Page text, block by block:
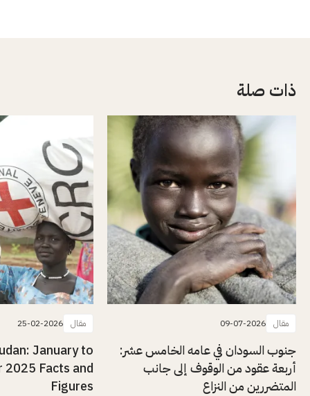
ذات صلة
مقال 09-07-2026
جنوب السودان في عامه الخامس عشر:
أربعة عقود من الوقوف إلى جانب
المتضررين من النزاع
مقال 25-02-2026
January to
2025 Facts and
Figures